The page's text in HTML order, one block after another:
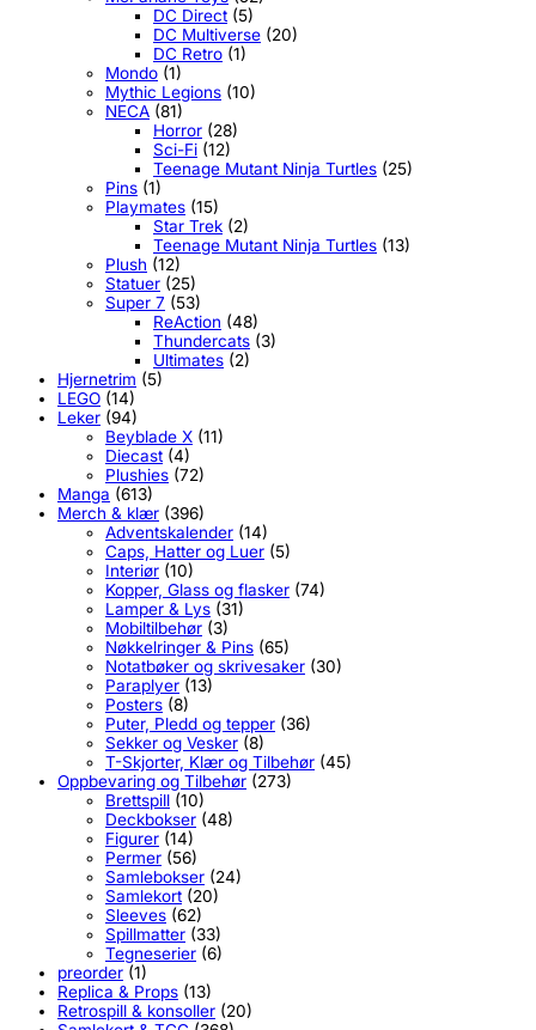
DC Direct (5)
DC Multiverse (20)
DC Retro (1)
Mondo (1)
Mythic Legions (10)
NECA (81)
Horror (28)
Sci-Fi (12)
Teenage Mutant Ninja Turtles (25)
Pins (1)
Playmates (15)
Star Trek (2)
Teenage Mutant Ninja Turtles (13)
Plush (12)
Statuer (25)
Super 7 (53)
ReAction (48)
Thundercats (3)
Ultimates (2)
Hjernetrim (5)
LEGO (14)
Leker (94)
Beyblade X (11)
Diecast (4)
Plushies (72)
Manga (613)
Merch & klær (396)
Adventskalender (14)
Caps, Hatter og Luer (5)
Interiør (10)
Kopper, Glass og flasker (74)
Lamper & Lys (31)
Mobiltilbehør (3)
Nøkkelringer & Pins (65)
Notatbøker og skrivesaker (30)
Paraplyer (13)
Posters (8)
Puter, Pledd og tepper (36)
Sekker og Vesker (8)
T-Skjorter, Klær og Tilbehør (45)
Oppbevaring og Tilbehør (273)
Brettspill (10)
Deckbokser (48)
Figurer (14)
Permer (56)
Samlebokser (24)
Samlekort (20)
Sleeves (62)
Spillmatter (33)
Tegneserier (6)
preorder (1)
Replica & Props (13)
Retrospill & konsoller (20)